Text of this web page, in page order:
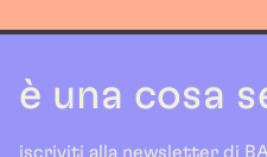
è una cosa
iscriviti alla newsletter di